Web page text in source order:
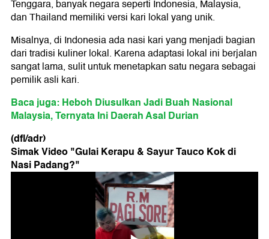
Tenggara, banyak negara seperti Indonesia, Malaysia,
dan Thailand memiliki versi kari lokal yang unik.
Misalnya, di Indonesia ada nasi kari yang menjadi bagian
dari tradisi kuliner lokal. Karena adaptasi lokal ini berjalan
sangat lama, sulit untuk menetapkan satu negara sebagai
pemilik asli kari.
Baca juga: Heboh Diusulkan Jadi Buah Nasional
Malaysia, Ternyata Ini Daerah Asal Durian
(dfl/adr)
Simak Video "Gulai Kerapu & Sayur Tauco Kok di
Nasi Padang?"